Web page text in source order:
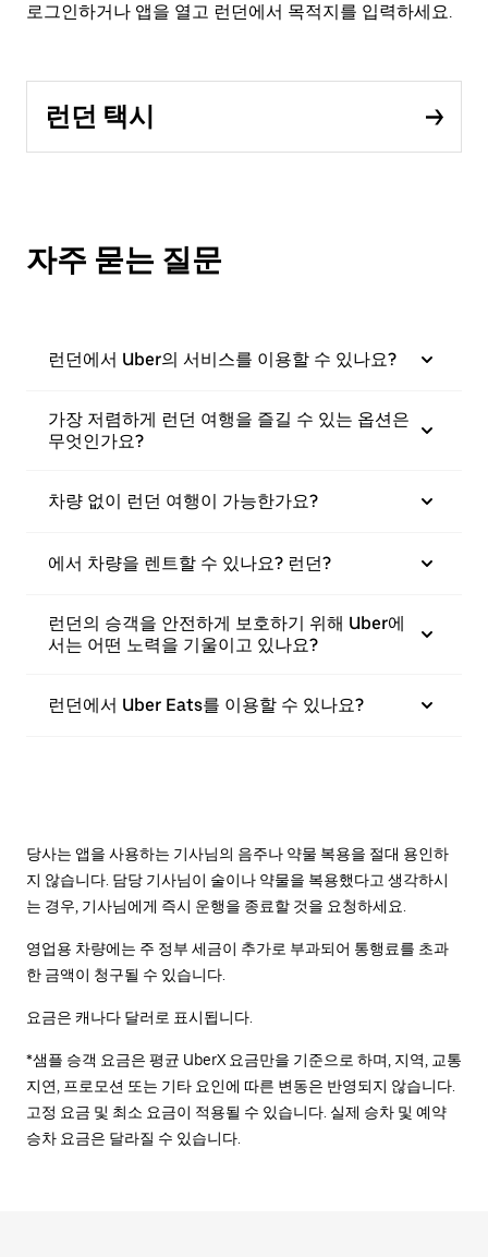
로그인하거나 앱을 열고 런던에서 목적지를 입력하세요.
런던 택시
자주 묻는 질문
런던에서 Uber의 서비스를 이용할 수 있나요?
가장 저렴하게 런던 여행을 즐길 수 있는 옵션은
무엇인가요?
차량 없이 런던 여행이 가능한가요?
에서 차량을 렌트할 수 있나요? 런던?
런던의 승객을 안전하게 보호하기 위해 Uber에
서는 어떤 노력을 기울이고 있나요?
런던에서 Uber Eats를 이용할 수 있나요?
당사는 앱을 사용하는 기사님의 음주나 약물 복용을 절대 용인하
지 않습니다. 담당 기사님이 술이나 약물을 복용했다고 생각하시
는 경우, 기사님에게 즉시 운행을 종료할 것을 요청하세요.
영업용 차량에는 주 정부 세금이 추가로 부과되어 통행료를 초과
한 금액이 청구될 수 있습니다.
요금은 캐나다 달러로 표시됩니다.
*샘플 승객 요금은 평균 UberX 요금만을 기준으로 하며, 지역, 교통
지연, 프로모션 또는 기타 요인에 따른 변동은 반영되지 않습니다.
고정 요금 및 최소 요금이 적용될 수 있습니다. 실제 승차 및 예약
승차 요금은 달라질 수 있습니다.